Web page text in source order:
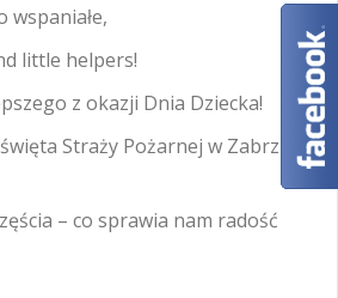
wspaniałe,
little helpers!
z okazji Dnia Dziecka!
Straży Pożarnej w Zabrzu
– co sprawia nam radość